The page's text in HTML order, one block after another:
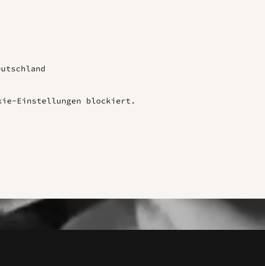
Einstellungen blockiert.